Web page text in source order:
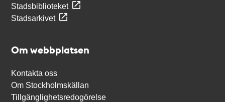
Stadsbiblioteket
Stadsarkivet
Om webbplatsen
Kontakta oss
Om Stockholmskällan
Tillgänglighetsredogörelse